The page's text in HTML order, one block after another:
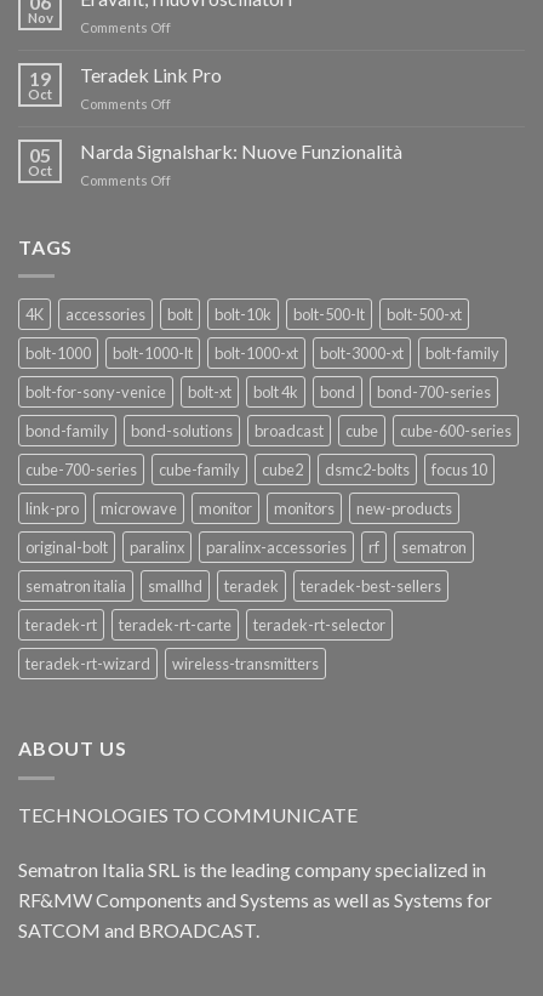
FINO
AL
CON
Nov
Comments Offon
nuovi
oscillatori
19
Oct
Teradek Link Pro
Comments Offon
Link
Pro
05
Oct
Narda Signalshark: Nuove Funzionalità
Comments Offon
TAGS
4K accessories bolt bolt-10k bolt-500-lt
bolt-500-xt
bolt-1000
bolt-1000-lt bolt-1000-xt bolt-3000-xt
bolt-family
bolt-for-sony-venice
bolt-xt bolt 4k bond
bond-700-series
bond-family
bond-solutions broadcast cube
cube-600-series
cube-700-series
cube-family cube2 dsmc2-bolts
focus 10
link-pro
microwave monitor monitors
new-products
original-bolt
paralinx paralinx-accessories rf
sematron
sematron italia
smallhd teradek
teradek-best-sellers
teradek-rt
teradek-rt-carte
teradek-rt-selector
teradek-rt-wizard
wireless-transmitters
ABOUT US
TECHNOLOGIES TO COMMUNICATE
Sematron Italia SRL is the leading company specialized in
RF&MW Components and Systems as well as Systems for
SATCOM and BROADCAST.